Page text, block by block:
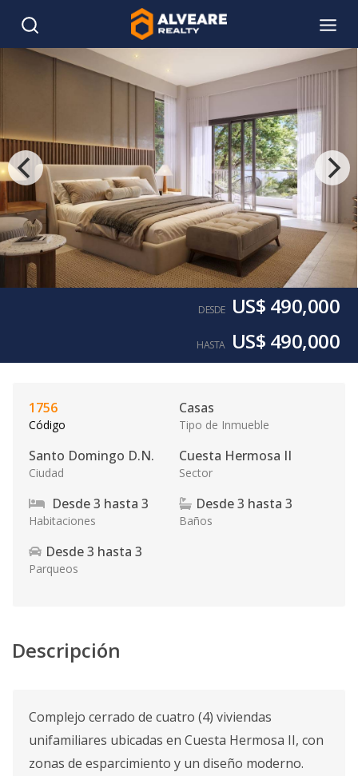
DESDE US$ 490,000
HASTA US$ 490,000
1756
Código
Casas
Tipo de Inmueble
Santo Domingo D.N.
Ciudad
Cuesta Hermosa II
Sector
Desde3 hasta 3
Habitaciones
Desde3 hasta 3
Baños
Desde3 hasta 3
Parqueos
Descripción
Complejo cerrado de cuatro (4) viviendas
unifamiliares ubicadas en Cuesta Hermosa II, con
zonas de esparcimiento y un diseño moderno.